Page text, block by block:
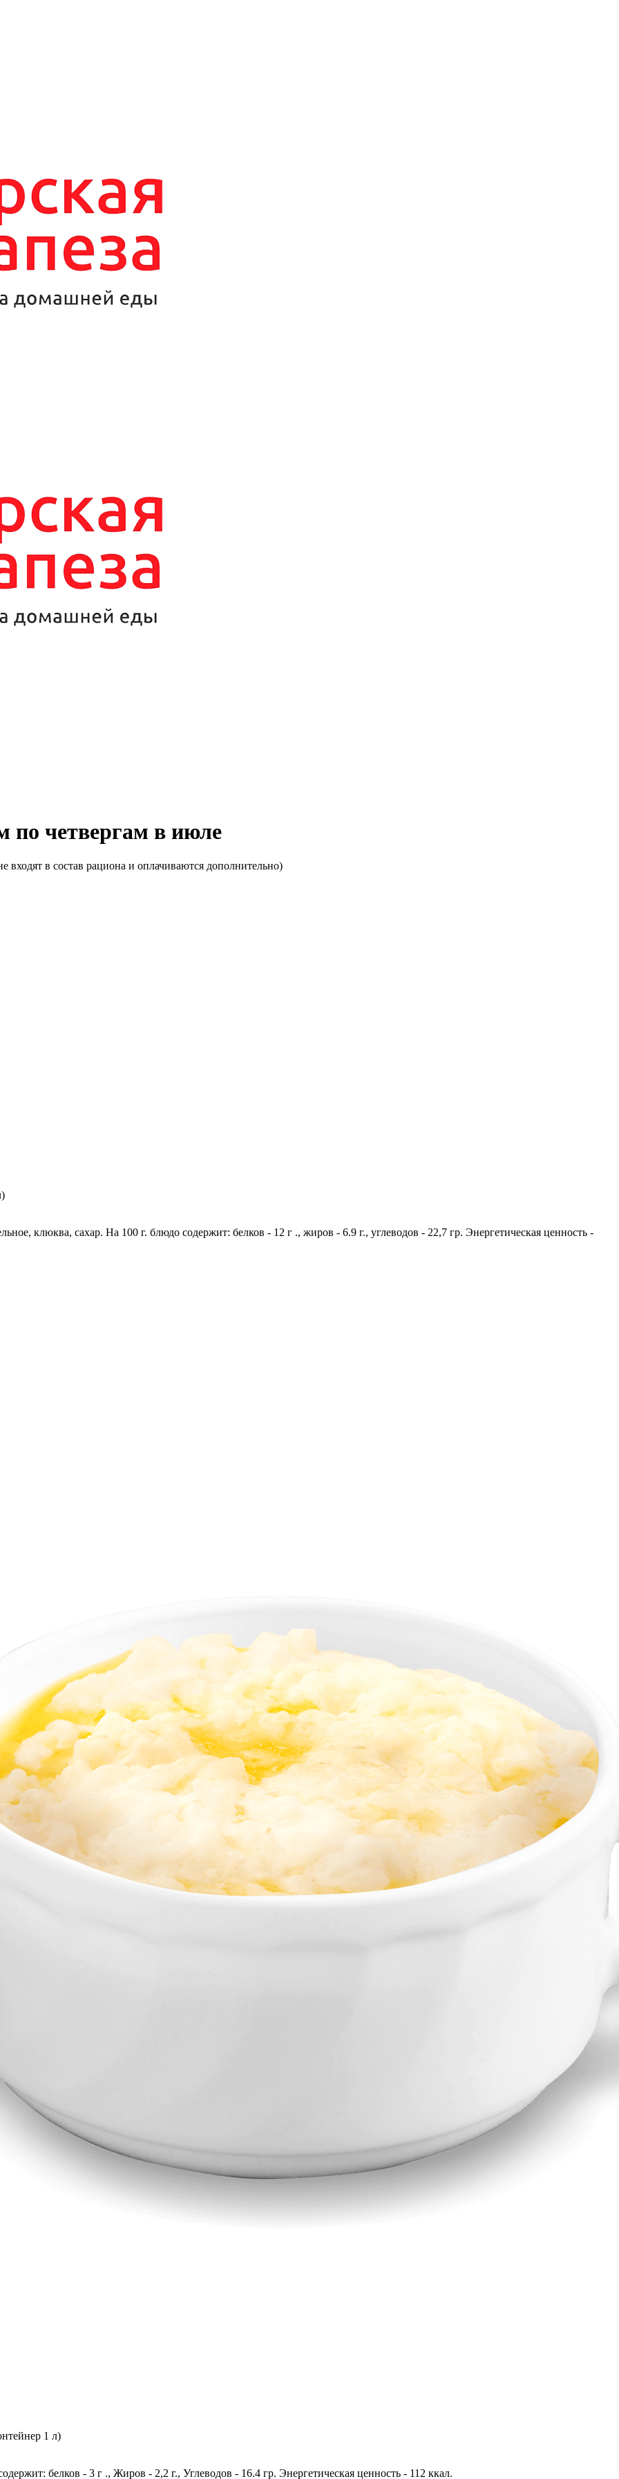
по четвергам в июле
в состав рациона и оплачиваются дополнительно)
клюква, сахар. На 100 г. блюдо содержит: белков - 12 г ., жиров - 6.9 г., углеводов - 22,7 гр. Энергетическая ценность -
1 л)
белков - 3 г ., Жиров - 2,2 г., Углеводов - 16.4 гр. Энергетическая ценность - 112 ккал.